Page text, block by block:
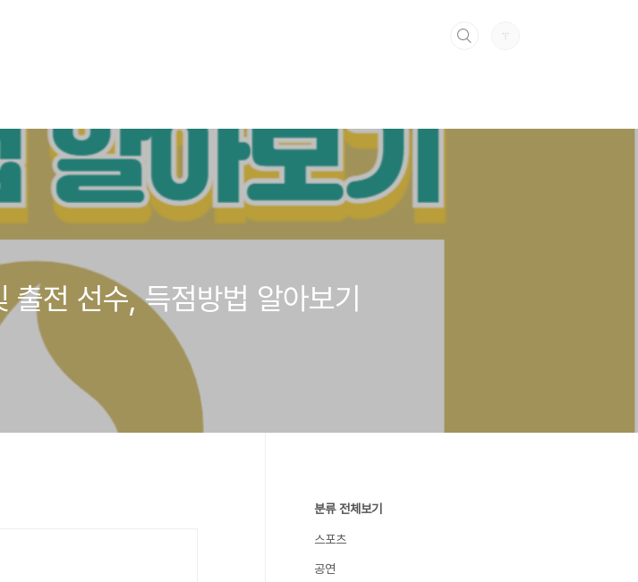
전 선수, 득점방법 알아보기
분류 전체보기
스포츠
공연